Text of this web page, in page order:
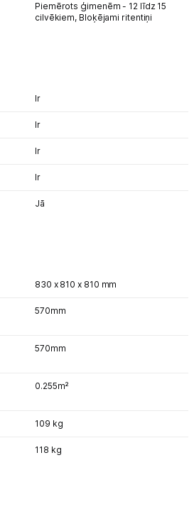
Piemērots ģimenēm - 12 līdz 15
cilvēkiem, Bloķējami ritentiņi
Ir
Ir
Ir
Ir
Jā
830 x 810 x 810 mm
570mm
570mm
0.255m²
109 kg
118 kg